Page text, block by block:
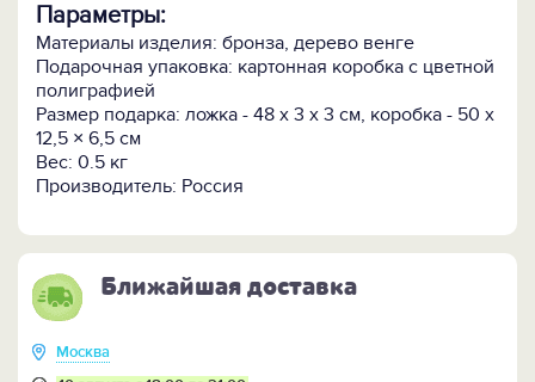
в газовой отрасли в качестве корпоративного и
индивидуального презента.
Параметры:
Материалы изделия: бронза, дерево венге
Подарочная упаковка: картонная коробка с цветной
полиграфией
Размер подарка: ложка - 48 х 3 х 3 см, коробка - 50 х
12,5 × 6,5 см
Вес: 0.5 кг
Производитель: Россия
Ближайшая доставка
Москва